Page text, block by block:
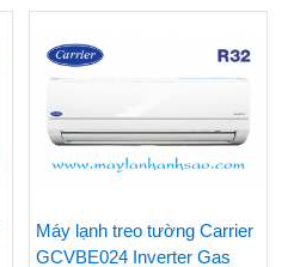
Máy lạnh treo tường Carrier
GCVBE024 Inverter Gas